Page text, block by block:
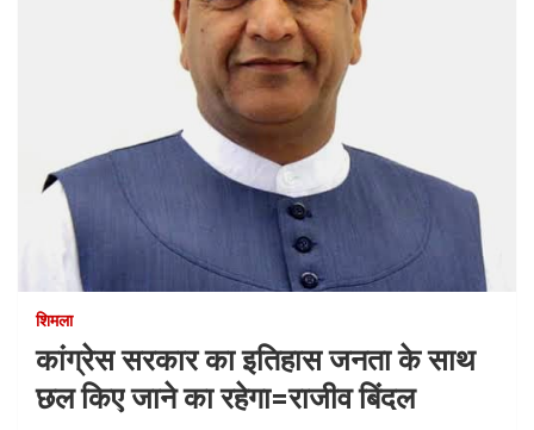
शिमला
कांग्रेस सरकार का इतिहास जनता के साथ
छल किए जाने का रहेगा=राजीव बिंदल